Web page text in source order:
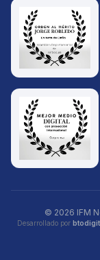
© 2026 IFM
Desarrollado por